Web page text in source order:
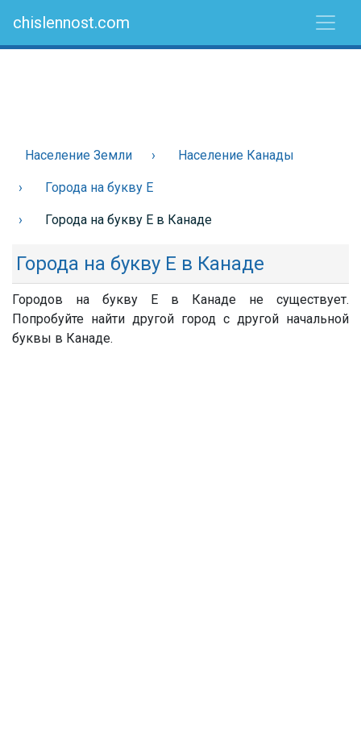
chislennost.com
Население Земли Население Канады
Города на букву Е
Города на букву Е в Канаде
Города на букву Е в Канаде
Городов на букву Е в Канаде не существует.
Попробуйте найти другой город с другой начальной
буквы в Канаде.